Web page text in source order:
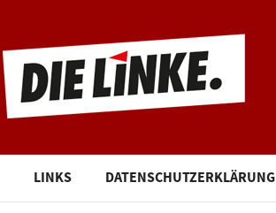
LINKS DATENSCHUTZERKLÄRUNG